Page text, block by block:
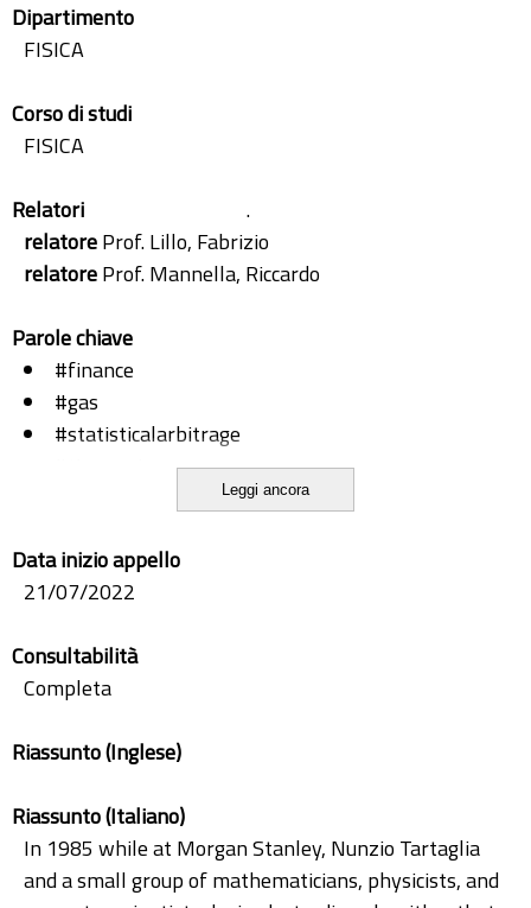
Dipartimento
FISICA
Corso di studi
FISICA
Relatori
.
relatoreProf. Lillo, Fabrizio
relatoreProf. Mannella, Riccardo
Parole chiave
#finance
#gas
#statisticalarbitrage
Leggi ancora
Data inizio appello
21/07/2022
Consultabilità
Completa
Riassunto (Inglese)
Riassunto (Italiano)
In 1985 while at Morgan Stanley, Nunzio Tartaglia
and a small group of mathematicians, physicists, and